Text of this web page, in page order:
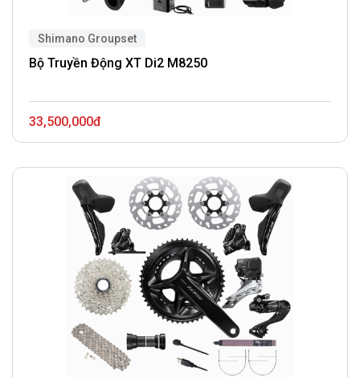
Shimano Groupset
Bộ Truyền Động XT Di2 M8250
33,500,000đ